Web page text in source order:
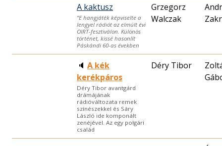
A kaktusz
”E hangjáték képviselte a
lengyel rádiót az elmúlt évi
OIRT-fesztiválon. Különös
történet, kissé hasonlít
Páskándi 60-as években
Grzegorz
Walczak
🔈 A kék
kerékpáros
Déry Tibor avantgárd
drámájának
rádióváltozata remek
színészekkel és Sáry
László ide komponált
zenéjével. Az egy polgári
család
Déry Tibor